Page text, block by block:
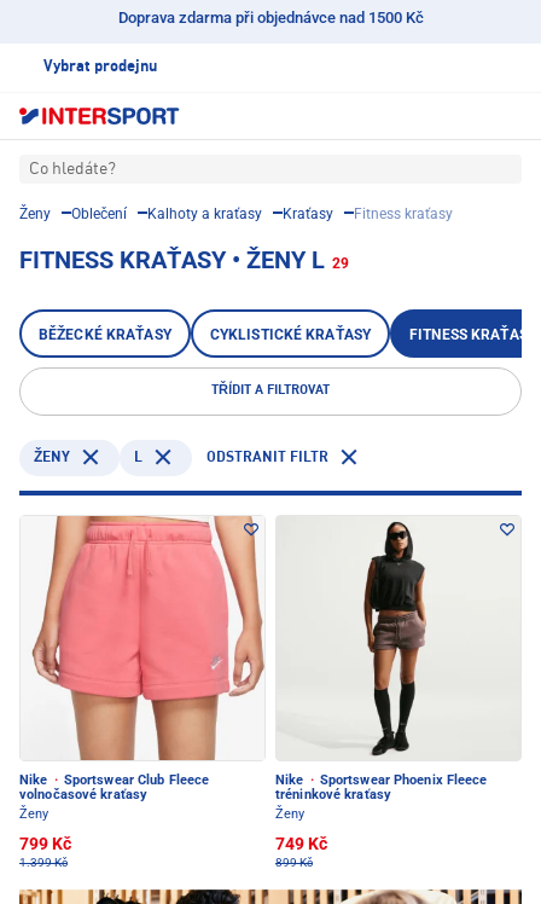
Doprava zdarma při objednávce nad 1500 Kč
Vybrat prodejnu
Co hledáte?
Ženy Oblečení Kalhoty a kraťasy Kraťasy Fitness kraťasy
FITNESS KRAŤASY • ŽENY L 29
BĚŽECKÉ KRAŤASY CYKLISTICKÉ KRAŤASY FITNESS KRAŤASY
TŘÍDIT A FILTROVAT
ŽENY L ODSTRANIT FILTR
Nike · Sportswear Club Fleece
volnočasové kraťasy
Ženy
799 Kč
1.399 Kč
Nike · Sportswear Phoenix Fleece
tréninkové kraťasy
Ženy
749 Kč
899 Kč